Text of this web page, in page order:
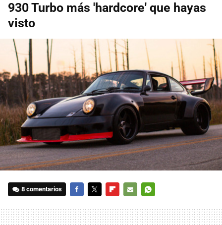
930 Turbo más 'hardcore' que hayas
visto
8 comentarios
MAIL